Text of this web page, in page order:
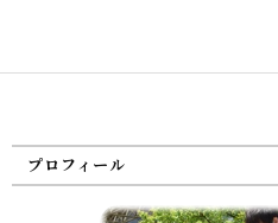
プロフィール